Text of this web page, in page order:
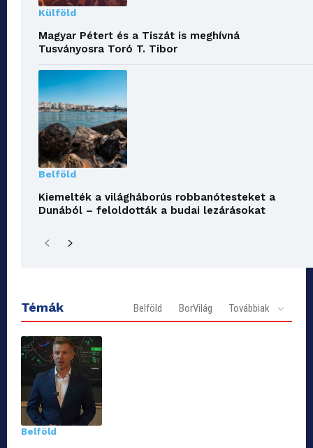
Külföld
Magyar Pétert és a Tiszát is meghívná
Tusványosra Toró T. Tibor
Belföld
Kiemelték a világháborús robbanótesteket a
Dunából – feloldották a budai lezárásokat
Témák Belföld BorVilág Továbbiak
Belföld